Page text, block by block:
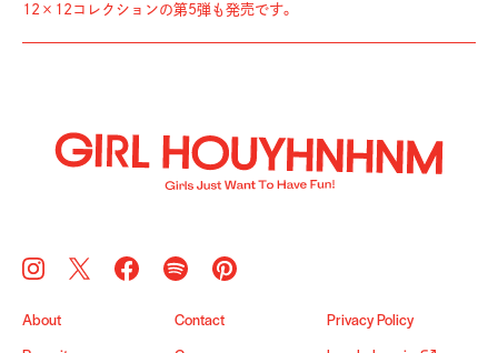
12×12コレクションの第5弾も発売です。
About Contact Privacy Policy